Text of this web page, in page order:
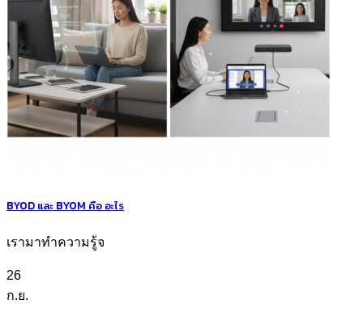
BYOD และ BYOM คือ อะไร
เรามาทำความรู้จ
26
ก.ย.